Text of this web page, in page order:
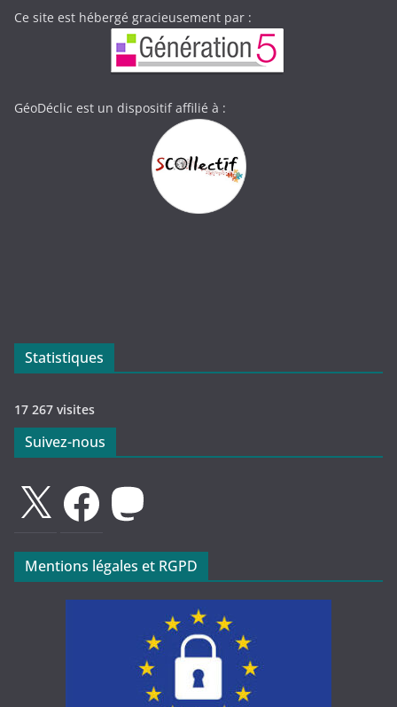
Ce site est hébergé gracieusement par :
GéoDéclic est un dispositif affilié à :
Statistiques
17 267 visites
Suivez-nous
FacebookMastodon
Mentions légales et RGPD